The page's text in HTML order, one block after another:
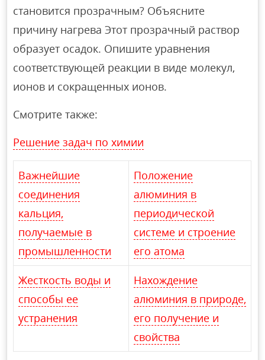
становится прозрачным? Объясните
причину нагрева Этот прозрачный раствор
образует осадок. Опишите уравнения
соответствующей реакции в виде молекул,
ионов и сокращенных ионов.
Смотрите также:
Решение задач по химии
Важнейшие
соединения
кальция,
получаемые в
промышленности
Положение
алюминия в
периодической
системе и строение
его атома
Жесткость воды и
способы ее
устранения
Нахождение
алюминия в природе,
его получение и
свойства